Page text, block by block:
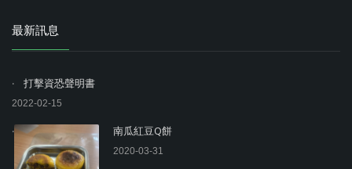
最新訊息
打擊資恐聲明書
2022-02-15
南瓜紅豆Q餅
2020-03-31